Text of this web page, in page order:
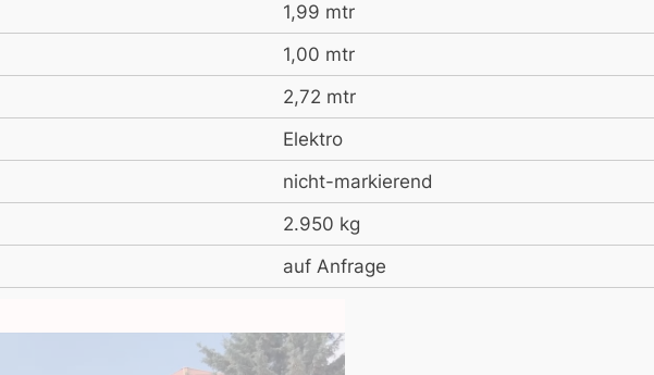
1,99 mtr
1,00 mtr
2,72 mtr
Elektro
nicht-markierend
2.950 kg
auf Anfrage